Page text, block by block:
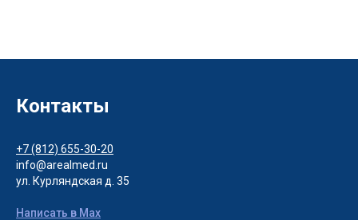
Контакты
+7 (812) 655-30-20
info@arealmed.ru
ул. Курляндская д. 35
Написать в Max